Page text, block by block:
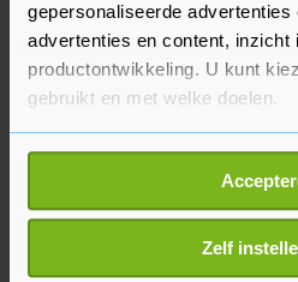
gepersonaliseerde
advertenties en content, inzicht
productontwikkeling. U kunt
gebruikt en met welke doelen.
Als u het toestaat, willen we
Informatie verzamelen
locatie, die tot een paar
Uw apparaat
scannen op specifieke
Zelf
In ziekenhuizen liggen nu
corona. Dat aantal
rond de 450. Onder die 469
mensen zijn er 27 die op
worden verzorgd. Dat is
24 juni.